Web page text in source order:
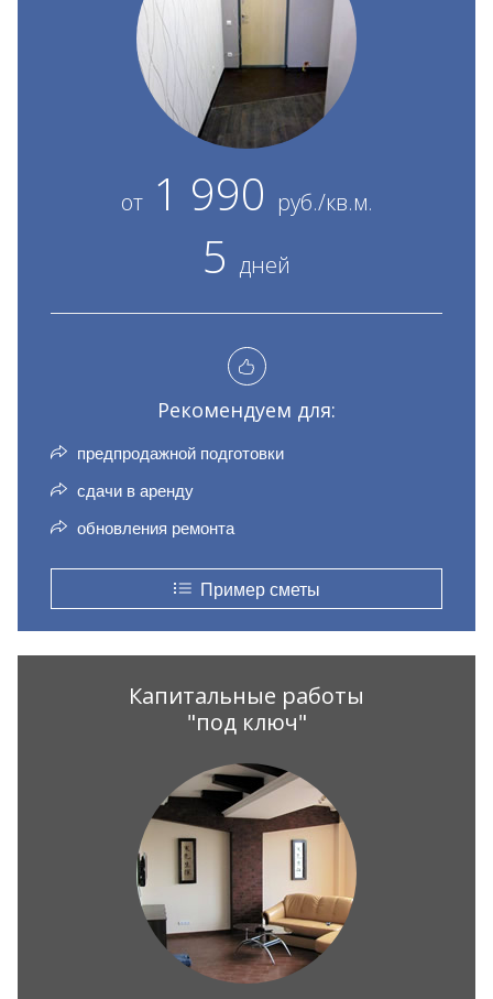
от1 990 руб./кв.м.
5 дней
Рекомендуем для:
предпродажной подготовки
сдачи в аренду
обновления ремонта
Пример сметы
Капитальные работы
"под ключ"